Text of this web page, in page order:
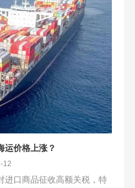
运价格上涨？
12
进口商品征收高额关税，特